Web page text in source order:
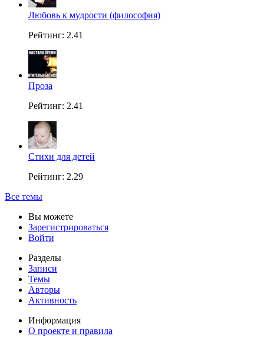
Любовь к мудрости (философия)
Рейтинг: 2.41
Проза
Рейтинг: 2.41
Стихи для детей
Рейтинг: 2.29
Все темы
Вы можете
Зарегистрироваться
Войти
Разделы
Записи
Темы
Авторы
Активность
Информация
О проекте и правила